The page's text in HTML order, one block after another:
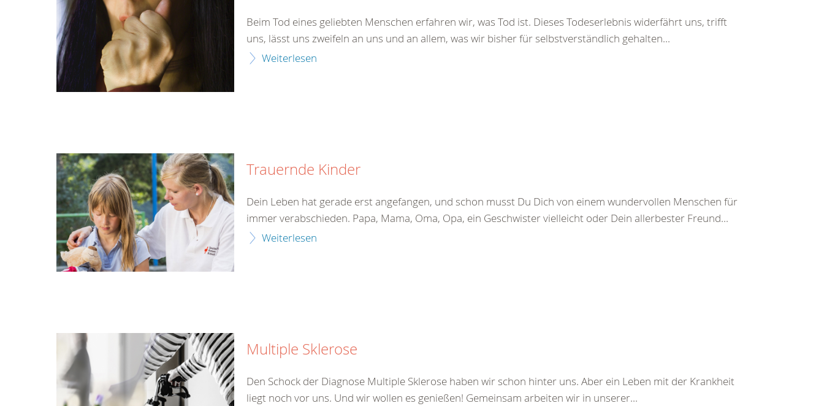
Beim Tod eines geliebten Menschen erfahren wir, was Tod ist. Dieses Todeserlebnis widerfährt uns, trifft
uns, lässt uns zweifeln an uns und an allem, was wir bisher für selbstverständlich gehalten...
Weiterlesen
Trauernde Kinder
Dein Leben hat gerade erst angefangen, und schon musst Du Dich von einem wundervollen Menschen für
immer verabschieden. Papa, Mama, Oma, Opa, ein Geschwister vielleicht oder Dein allerbester Freund...
Weiterlesen
Multiple Sklerose
Den Schock der Diagnose Multiple Sklerose haben wir schon hinter uns. Aber ein Leben mit der Krankheit
liegt noch vor uns. Und wir wollen es genießen! Gemeinsam arbeiten wir in unserer...